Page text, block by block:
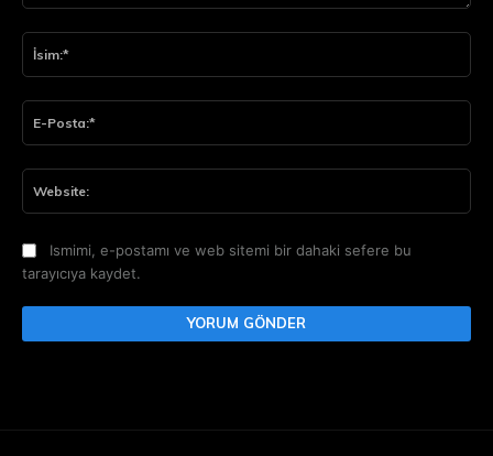
Ismimi, e-postamı ve web sitemi bir dahaki sefere bu
tarayıcıya kaydet.